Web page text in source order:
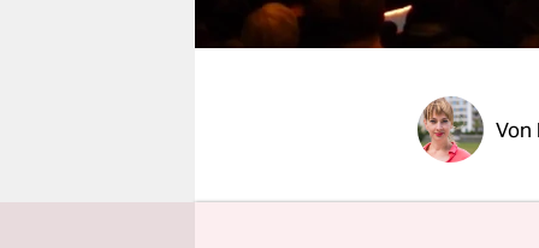
genossenschaft
Von
Ab